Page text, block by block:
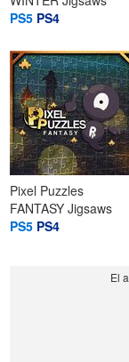
PS5 PS4
Pixel Puzzles
FANTASY Jigsaws
PS5 PS4